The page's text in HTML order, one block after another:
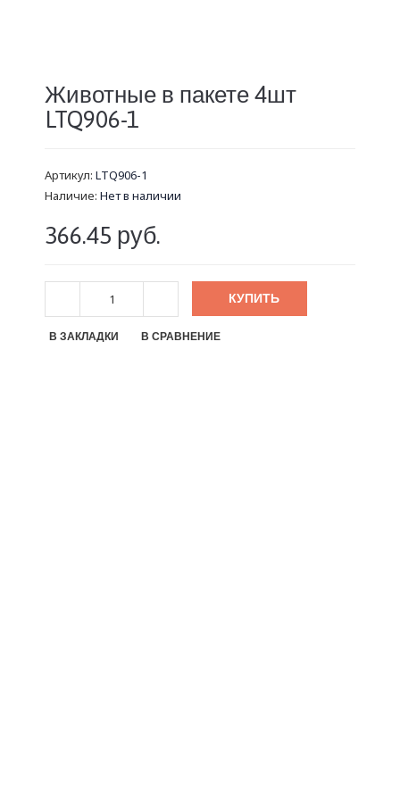
Животные в пакете 4шт
LTQ906-1
Артикул: LTQ906-1
Наличие: Нет в наличии
366.45 руб.
КУПИТЬ
В ЗАКЛАДКИ В СРАВНЕНИЕ